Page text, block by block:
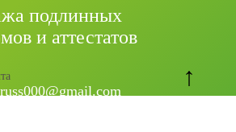
подлинных
и аттестатов
↑